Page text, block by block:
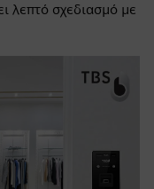
λεπτό σχεδιασμό με